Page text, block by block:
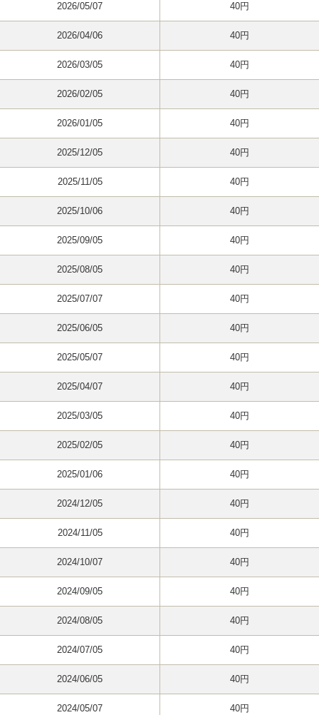
2026/05/07 40円
2026/04/06 40円
2026/03/05 40円
2026/02/05 40円
2026/01/05 40円
2025/12/05 40円
2025/11/05 40円
2025/10/06 40円
2025/09/05 40円
2025/08/05 40円
2025/07/07 40円
2025/06/05 40円
2025/05/07 40円
2025/04/07 40円
2025/03/05 40円
2025/02/05 40円
2025/01/06 40円
2024/12/05 40円
2024/11/05 40円
2024/10/07 40円
2024/09/05 40円
2024/08/05 40円
2024/07/05 40円
2024/06/05 40円
2024/05/07 40円